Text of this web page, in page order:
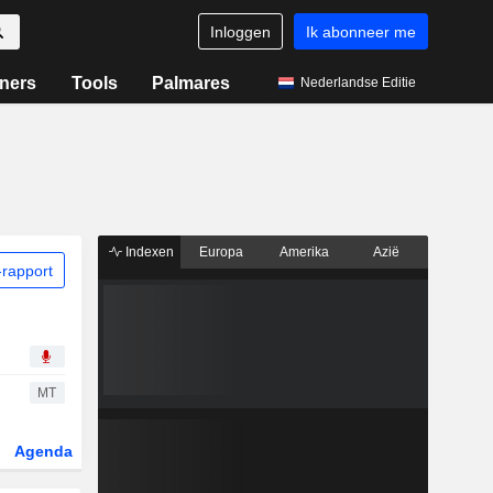
Inloggen Ik abonneer me
Tools Palmares Nederlandse Editie
MT
Agenda
Indexen Europa Amerika Azië